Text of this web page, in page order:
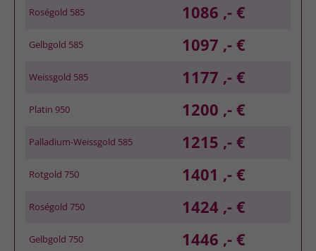
Roségold 585 1086 ,- €
Gelbgold 585 1097 ,- €
Weissgold 585 1177 ,- €
Platin 950 1200 ,- €
Palladium-Weissgold 585 1215 ,- €
Rotgold 750 1401 ,- €
Roségold 750 1424 ,- €
Gelbgold 750 1446 ,- €